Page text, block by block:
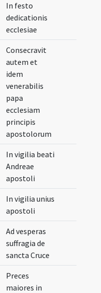
In festo
dedicationis
ecclesiae
Consecravit
autem et
idem
venerabilis
papa
ecclesiam
principis
apostolorum
In vigilia beati
Andreae
apostoli
In vigilia unius
apostoli
Ad vesperas
suffragia de
sancta Cruce
Preces
maiores in